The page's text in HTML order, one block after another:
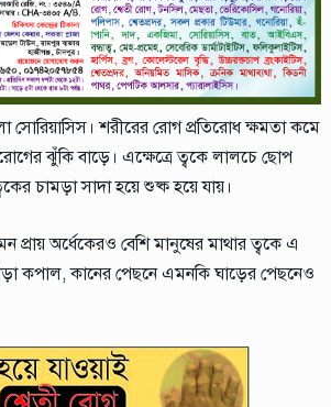
শরীরের রোগ প্রতিরোধ ক্ষমতা কমে
ঝুঁকি বাড়ে। এক্ষেত্রে ত্বকে লালচে ছোপ
চামড়া সাদা হয়ে শুষ্ক হয়ে যায়।
প্রায় অর্ধেকেরও বেশি মানুষের মাথার ত্বকে এ
কপাল, কানের পেছনে এমনকি ঘাড়ের পেছনেও